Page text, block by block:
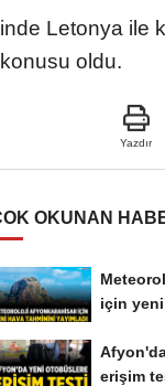
Letonya ile
oldu.
Yazdır
OKUNAN
için
erişim